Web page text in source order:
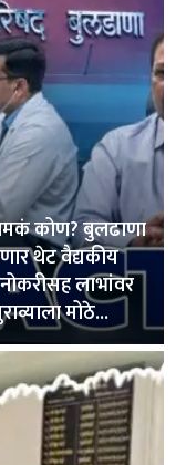
कोण? बुलढाणा
थेट वैद्यकीय
लाभांवर
मोठे...